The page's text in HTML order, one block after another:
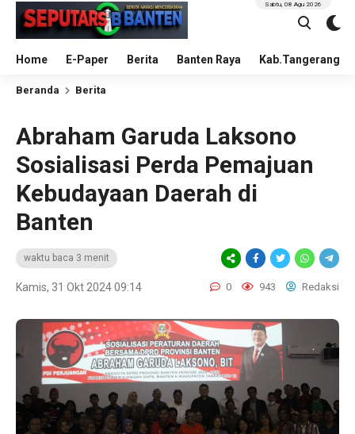
Home E-Paper Berita Banten Raya Kab.Tangerang
Sabtu, 08 Agu 2026
Beranda Berita
Abraham Garuda Laksono
Sosialisasi Perda Pemajuan
Kebudayaan Daerah di
Banten
waktu baca 3 menit
Kamis, 31 Okt 2024 09:14 0 943 Redaksi